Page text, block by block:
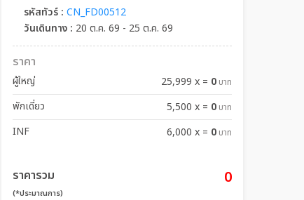
รหัสทัวร์ : CN_FD00512
วันเดินทาง : 20 ต.ค. 69 - 25 ต.ค. 69
ราคา
ผู้ใหญ่ 25,999 x = 0 บาท
พักเดี่ยว 5,500 x = 0 บาท
INF 6,000 x= 0 บาท
ราคารวม
(*ประมาณการ)
0